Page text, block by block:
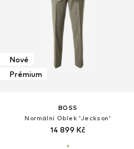
Nové
Prémium
BOSS
Normální Oblek 'Jeckson'
14 899 Kč